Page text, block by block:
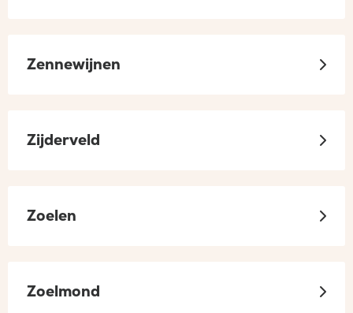
Zennewijnen
Zijderveld
Zoelen
Zoelmond